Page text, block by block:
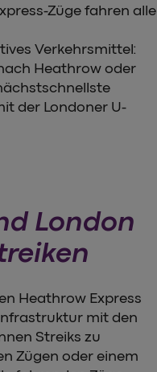
Züge fahren alle
Verkehrsmittel:
Heathrow oder
der Londoner U-
London
Heathrow Express
mit den
Streiks zu
Zügen oder einem